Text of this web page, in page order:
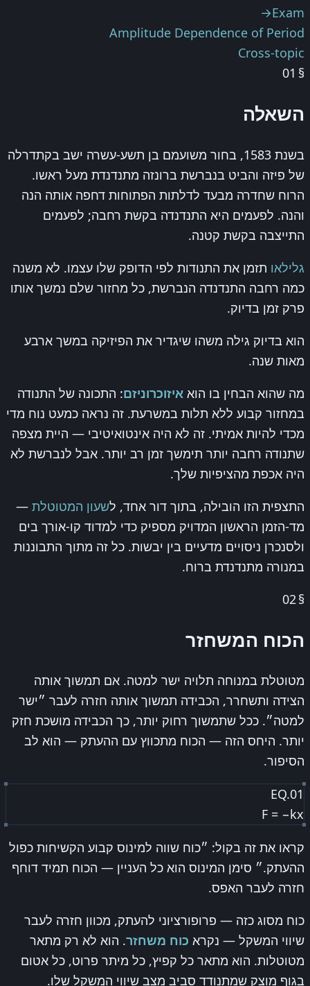
Exam
→
Amplitude Dependence of Period
Cross-topic
§
01
השאלה
בשנת 1583, בחור משועמם בן תשע-עשרה ישב בקתדרלה
של פיזה והביט בנברשת ברונזה מתנדנדת מעל ראשו.
הרוח שחדרה מבעד לדלתות הפתוחות דחפה אותה הנה
והנה. לפעמים היא התנדנדה בקשת רחבה; לפעמים
התייצבה בקשת קטנה.
גלילאו תזמן את התנודות לפי הדופק שלו עצמו. לא משנה
כמה רחבה התנדנדה הנברשת, כל מחזור שלם נמשך אותו
פרק זמן בדיוק.
הוא בדיוק גילה משהו שיגדיר את הפיזיקה במשך ארבע
מאות שנה.
מה שהוא הבחין בו הוא איזוכרוניזם: התכונה של התנודה
במחזור קבוע ללא תלות במשרעת. זה נראה כמעט נוח מדי
מכדי להיות אמיתי. זה לא היה אינטואיטיבי — היית מצפה
שתנודה רחבה יותר תימשך זמן רב יותר. אבל לנברשת לא
היה אכפת מהציפיות שלך.
התצפית הזו הובילה, בתוך דור אחד, לשעון המטוטלת —
מד-הזמן הראשון המדויק מספיק כדי למדוד קו-אורך בים
ולסנכרן ניסויים מדעיים בין יבשות. כל זה מתוך התבוננות
במנורה מתנדנדת ברוח.
§
02
הכוח המשחזר
מטוטלת במנוחה תלויה ישר למטה. אם תמשוך אותה
הצידה ותשחרר, הכבידה תמשוך אותה חזרה לעבר ״ישר
למטה״. ככל שתמשוך רחוק יותר, כך הכבידה מושכת חזק
יותר. היחס הזה — הכוח מתכווץ עם ההעתק — הוא לב
הסיפור.
EQ.01
F = −kx
קראו את זה בקול: ״כוח שווה למינוס קבוע הקשיחות כפול
ההעתק.״ סימן המינוס הוא כל העניין — הכוח תמיד דוחף
חזרה לעבר האפס.
כוח מסוג כזה — פרופורציוני להעתק, מכוון חזרה לעבר
שיווי המשקל — נקרא כוח משחזר. הוא לא רק מתאר
מטוטלות. הוא מתאר כל קפיץ, כל מיתר פרוט, כל אטום
בגוף מוצק שמתנודד סביב מצב שיווי המשקל שלו.